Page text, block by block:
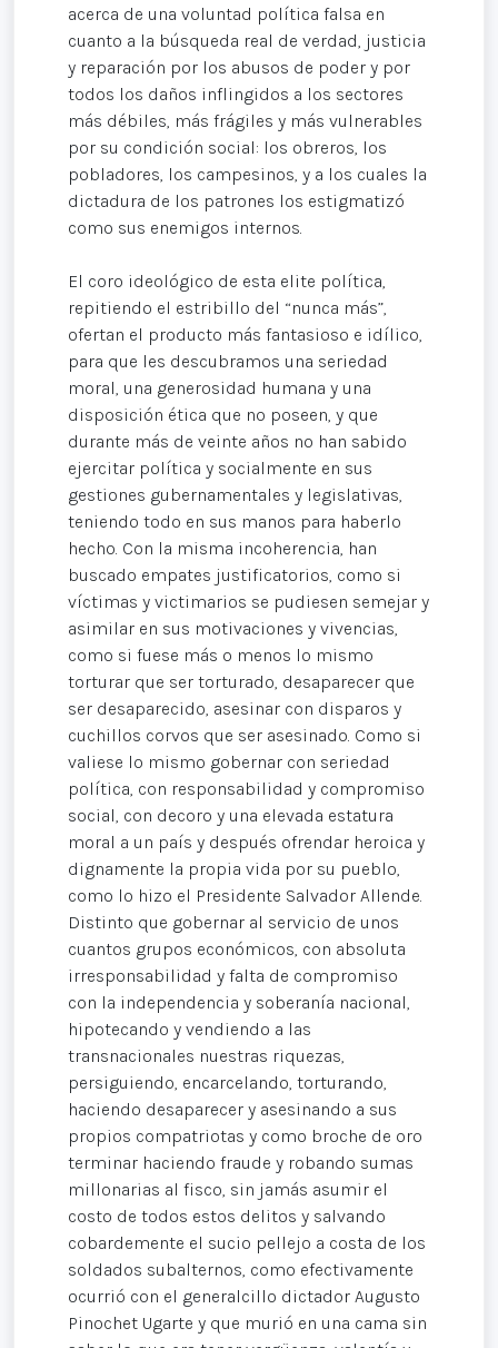
acerca de una voluntad política falsa en
cuanto a la búsqueda real de verdad, justicia
y reparación por los abusos de poder y por
todos los daños inflingidos a los sectores
más débiles, más frágiles y más vulnerables
por su condición social: los obreros, los
pobladores, los campesinos, y a los cuales la
dictadura de los patrones los estigmatizó
como sus enemigos internos.
El coro ideológico de esta elite política,
repitiendo el estribillo del “nunca más”,
ofertan el producto más fantasioso e idílico,
para que les descubramos una seriedad
moral, una generosidad humana y una
disposición ética que no poseen, y que
durante más de veinte años no han sabido
ejercitar política y socialmente en sus
gestiones gubernamentales y legislativas,
teniendo todo en sus manos para haberlo
hecho. Con la misma incoherencia, han
buscado empates justificatorios, como si
víctimas y victimarios se pudiesen semejar y
asimilar en sus motivaciones y vivencias,
como si fuese más o menos lo mismo
torturar que ser torturado, desaparecer que
ser desaparecido, asesinar con disparos y
cuchillos corvos que ser asesinado. Como si
valiese lo mismo gobernar con seriedad
política, con responsabilidad y compromiso
social, con decoro y una elevada estatura
moral a un país y después ofrendar heroica y
dignamente la propia vida por su pueblo,
como lo hizo el Presidente Salvador Allende.
Distinto que gobernar al servicio de unos
cuantos grupos económicos, con absoluta
irresponsabilidad y falta de compromiso
con la independencia y soberanía nacional,
hipotecando y vendiendo a las
transnacionales nuestras riquezas,
persiguiendo, encarcelando, torturando,
haciendo desaparecer y asesinando a sus
propios compatriotas y como broche de oro
terminar haciendo fraude y robando sumas
millonarias al fisco, sin jamás asumir el
costo de todos estos delitos y salvando
cobardemente el sucio pellejo a costa de los
soldados subalternos, como efectivamente
ocurrió con el generalcillo dictador Augusto
Pinochet Ugarte y que murió en una cama sin